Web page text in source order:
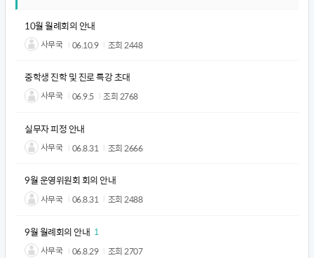
10월 월례회의 안내
사무국 06.10.9 조회 2448
중학생 진학 및 진로 특강 초대
사무국 06.9.5 조회2768
실무자 피정 안내
사무국 06.8.31 조회2666
9월 운영위원회 회의 안내
사무국 06.8.31 조회2488
9월 월례회의 안내 1
사무국
06.8.29 조회2707